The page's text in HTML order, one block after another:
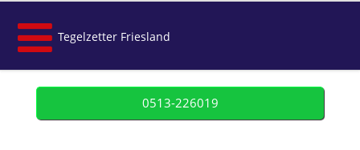
Tegelzetter Friesland
0513-226019